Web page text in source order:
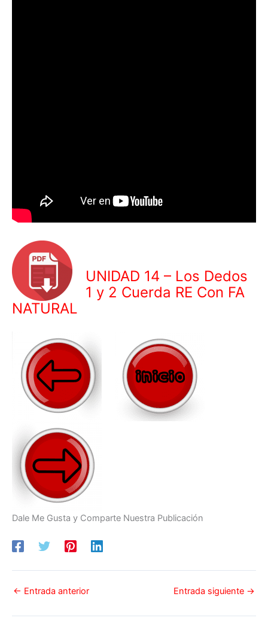
UNIDAD 14 – Los Dedos
1 y 2 Cuerda RE Con FA
NATURAL
Dale Me Gusta y Comparte Nuestra Publicación
← Entrada anterior Entrada siguiente →